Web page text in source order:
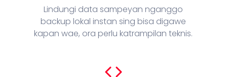
Lindungi data sampeyan nganggo
backup lokal instan sing bisa digawe
kapan wae, ora perlu katrampilan teknis.